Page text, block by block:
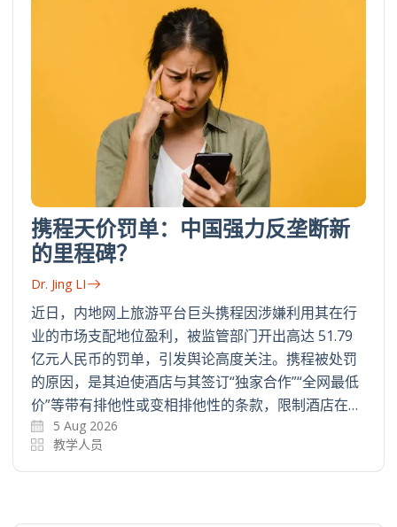
携程天价罚单：中国强力反垄断新
的里程碑？
Dr. Jing LI
近日，内地网上旅游平台巨头携程因涉嫌利用其在行
业的市场支配地位盈利，被监管部门开出高达 51.79
亿元人民币的罚单，引发舆论高度关注。携程被处罚
的原因，是其迫使酒店与其签订“独家合作”“全网最低
价”等带有排他性或变相排他性的条款，限制酒店在…
5 Aug 2026
教学人员